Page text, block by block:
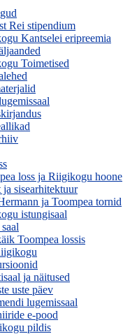
Rei stipendium
Kantselei eripreemia
Toimetised
loss ja Riigikogu hoone
sisearhitektuur
ja Toompea tornid
istungisaal
Toompea lossis
ja näitused
uste päev
lugemissaal
e-pood
pildis